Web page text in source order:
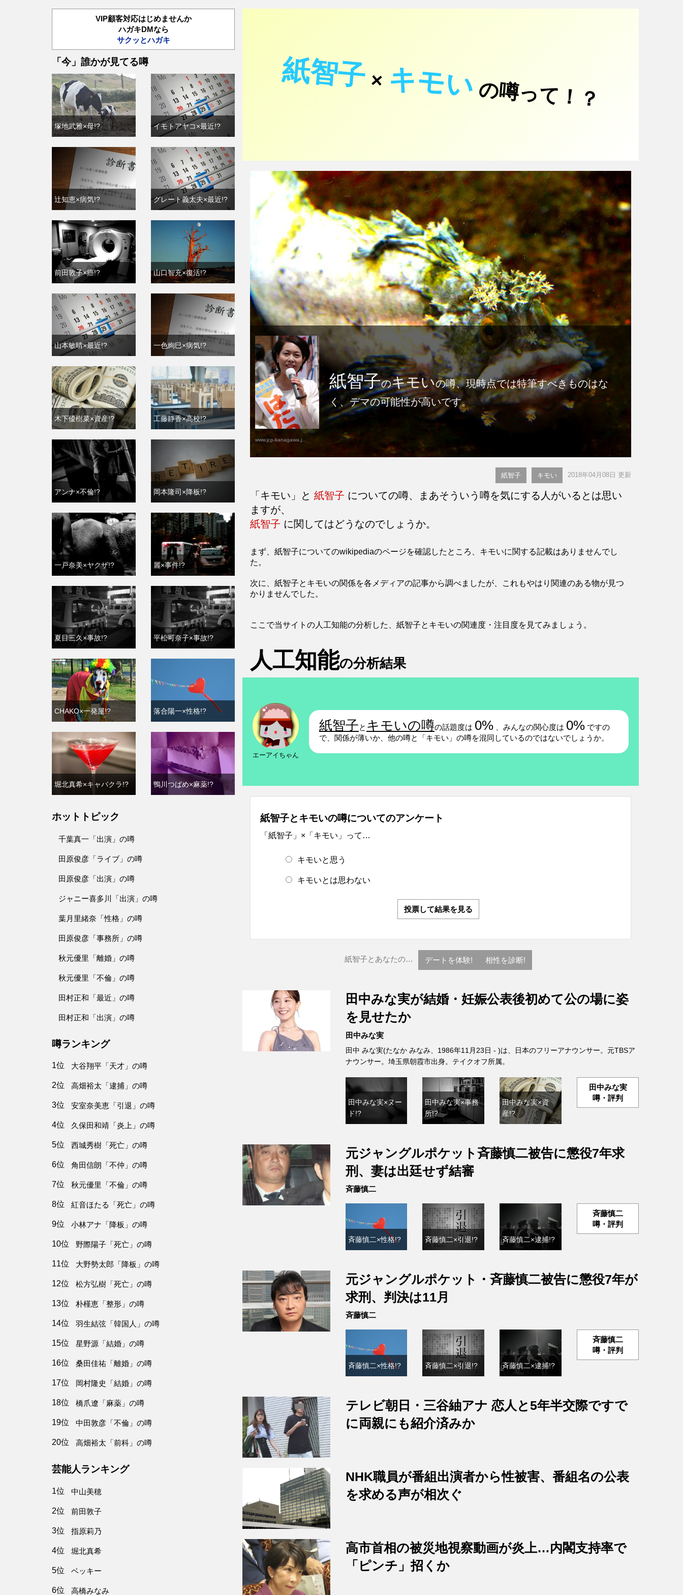
紙智子× キモいの噂って！？
www.jcp-kanagawa.j...
紙智子のキモいの噂、現時点では特筆すべきものはな
く、デマの可能性が高いです。
紙智子 キモい 2018年04月08日 更新
「キモい」と 紙智子 についての噂、まあそういう噂を気にする人がいるとは思い
ますが、
紙智子 に関してはどうなのでしょうか。
まず、紙智子についてのwikipediaのページを確認したところ、キモいに関する記載はありませんでし
た。
次に、紙智子とキモいの関係を各メディアの記事から調べましたが、これもやはり関連のある物が見つ
かりませんでした。
ここで当サイトの人工知能の分析した、紙智子とキモいの関連度・注目度を見てみましょう。
人工知能の分析結果
エーアイちゃん
紙智子と キモいの噂の話題度は 0% 、みんなの関心度は 0% ですの
で、関係が薄いか、他の噂と「キモい」の噂を混同しているのではないでしょうか。
紙智子とキモいの噂についてのアンケート
「紙智子」×「キモい」って…
キモいと思う
キモいとは思わない
投票して結果を見る
紙智子とあなたの… デートを体験! 相性を診断!
田中みな実が結婚・妊娠公表後初めて公の場に姿
を見せたか
田中みな実
田中 みな実(たなか みなみ、1986年11月23日 - )は、日本のフリーアナウンサー。元TBSア
ナウンサー。埼玉県朝霞市出身。テイクオフ所属。
田中みな実×ヌー
ド!?
田中みな実×事務
所!?
田中みな実×資
産!?
田中みな実
噂・評判
元ジャングルポケット斉藤慎二被告に懲役7年求
刑、妻は出廷せず結審
斉藤慎二
斉藤慎二×性格!? 斉藤慎二×引退!? 斉藤慎二×逮捕!?
斉藤慎二
噂・評判
元ジャングルポケット・斉藤慎二被告に懲役7年が
求刑、判決は11月
斉藤慎二
斉藤慎二×性格!? 斉藤慎二×引退!? 斉藤慎二×逮捕!?
斉藤慎二
噂・評判
テレビ朝日・三谷紬アナ 恋人と5年半交際ですで
に両親にも紹介済みか
NHK職員が番組出演者から性被害、番組名の公表
を求める声が相次ぐ
高市首相の被災地視察動画が炎上…内閣支持率で
「ピンチ」招くか
VIP顧客対応はじめませんか
ハガキDMなら
サクッとハガキ
「今」誰かが見てる噂
塚地武雅×母!? イモトアヤコ×最近!?
辻知恵×病気!? グレート義太夫×最近!?
前田敦子×癌!? 山口智充×復活!?
山本敏晴×最近!? 一色絢巳×病気!?
木下優樹菜×資産!? 工藤静香×高校!?
アンナ×不倫!? 岡本隆司×降板!?
一戸奈美×ヤクザ!? 麗×事件!?
夏目三久×事故!? 平松可奈子×事故!?
CHAKO×一発屋!? 落合陽一×性格!?
堀北真希×キャバクラ!? 鴨川つばめ×麻薬!?
ホットトピック
千葉真一「出演」の噂
田原俊彦「ライブ」の噂
田原俊彦「出演」の噂
ジャニー喜多川「出演」の噂
葉月里緒奈「性格」の噂
田原俊彦「事務所」の噂
秋元優里「離婚」の噂
秋元優里「不倫」の噂
田村正和「最近」の噂
田村正和「出演」の噂
噂ランキング
1位 大谷翔平「天才」の噂
2位 高畑裕太「逮捕」の噂
3位 安室奈美恵「引退」の噂
4位 久保田和靖「炎上」の噂
5位 西城秀樹「死亡」の噂
6位 角田信朗「不仲」の噂
7位 秋元優里「不倫」の噂
8位 紅音ほたる「死亡」の噂
9位 小林アナ「降板」の噂
10位 野際陽子「死亡」の噂
11位 大野勢太郎「降板」の噂
12位 松方弘樹「死亡」の噂
13位 朴槿恵「整形」の噂
14位 羽生結弦「韓国人」の噂
15位 星野源「結婚」の噂
16位 桑田佳祐「離婚」の噂
17位 岡村隆史「結婚」の噂
18位 橋爪遼「麻薬」の噂
19位 中田敦彦「不倫」の噂
20位 高畑裕太「前科」の噂
芸能人ランキング
1位 中山美穂
2位 前田敦子
3位 指原莉乃
4位 堀北真希
5位 ベッキー
6位 高橋みなみ